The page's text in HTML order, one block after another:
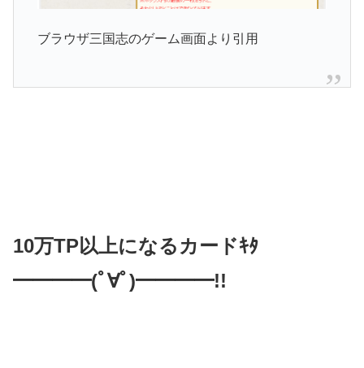
ブラウザ三国志のゲーム画面より引用
10万TP以上になるカードｷﾀ
━━━━(ﾟ∀ﾟ)━━━━!!